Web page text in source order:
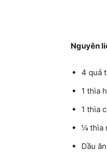
Nguyên
4 quả
1 thìa
1 thìa
¼ thìa
Dầu ăn